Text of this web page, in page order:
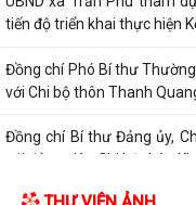
tiến độ triển khai thực hiện
Đồng chí Phó Bí thư
với Chi bộ thôn Thanh
Đồng chí Bí thư Đảng ủy,
với đảng viên Chi bộ thôn